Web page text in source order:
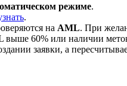
режиме.
.
на AML. При
выше 60% или наличии
заявки, а